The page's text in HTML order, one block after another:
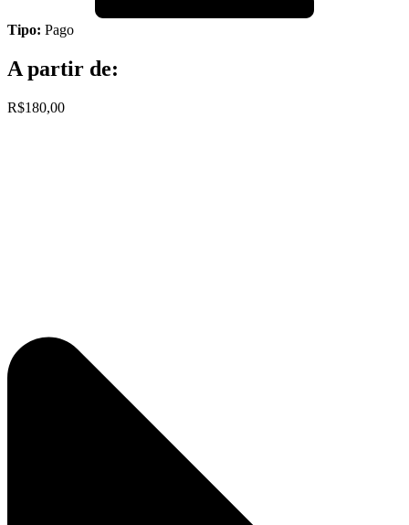
Tipo: Pago
A partir de:
R$180,00